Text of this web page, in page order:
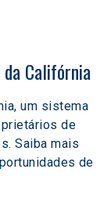
Califórnia
um sistema
de
Saiba mais
de